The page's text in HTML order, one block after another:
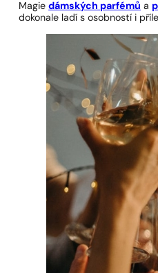
Magiedámských parfémů a
dokonale ladí s osobností i